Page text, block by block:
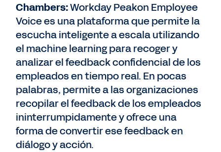
Chambers:Workday Peakon Employee
Voice es una plataforma que permite la
escucha inteligente a escala utilizando
el machine learning para recoger y
analizar el feedback confidencial de los
empleados en tiempo real. En pocas
palabras, permite a las organizaciones
recopilar el feedback de los empleados
ininterrumpidamente y ofrece una
forma de convertir ese feedback en
diálogo y acción.